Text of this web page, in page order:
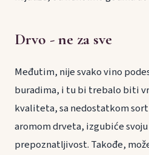
Drvo - ne za sve
Međutim, nije svako vino
buradima, i tu bi trebalo biti
kvaliteta, sa nedostatkom
aromom drveta, izgubiće
prepoznatljivost. Takođe,